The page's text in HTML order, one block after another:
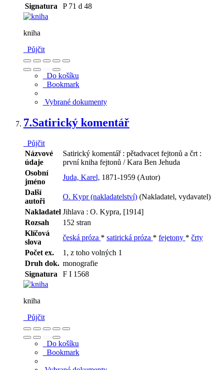
Signatura
P 71 d 48
kniha
Půjčit
Do košíku
Bookmark
Vybrané dokumenty
7.Satirický komentář
Půjčit
Názvové
údaje
Satirický komentář : pětadvacet fejtonů a črt :
první kniha fejtonů / Kara Ben Jehuda
Osobní
jméno
Juda, Karel, 1871-1959 (Autor)
Další
autoři
O. Kypr (nakladatelství) (Nakladatel, vydavatel)
Nakladatel Jihlava : O. Kypra, [1914]
Rozsah
152 stran
Klíčová
slova
česká próza * satirická próza * fejetony * črty
Počet ex.
1, z toho volných 1
Druh dok. monografie
Signatura
F I 1568
kniha
Půjčit
Do košíku
Bookmark